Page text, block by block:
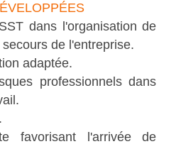
dans l'organisation de
de l'entreprise.
adaptée.
professionnels dans
favorisant l'arrivée de